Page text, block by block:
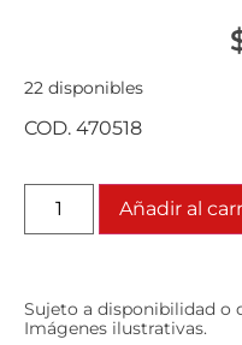
22 disponibles
COD. 470518
Añadir al
Sujeto a disponibilidad o
Imágenes ilustrativas.